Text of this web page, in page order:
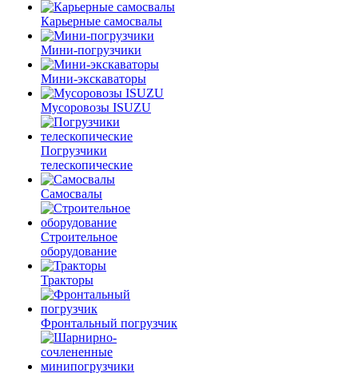
Карьерные самосвалы
Мини-погрузчики
Мини-экскаваторы
Мусоровозы ISUZU
Погрузчики
телескопические
Самосвалы
Строительное
оборудование
Тракторы
Фронтальный погрузчик